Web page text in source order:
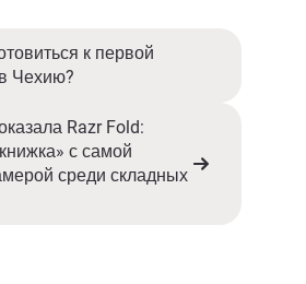
к первой
Чехию?
Razr Fold:
с самой
среди складных